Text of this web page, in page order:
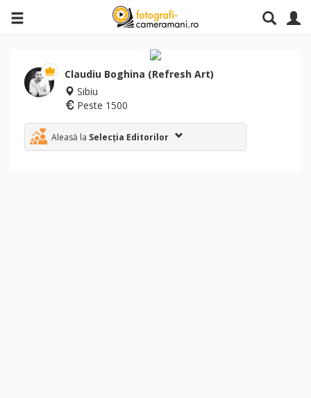
Claudiu Boghina (Refresh Art)
Sibiu
Peste 1500
Aleasă la Selecția Editorilor